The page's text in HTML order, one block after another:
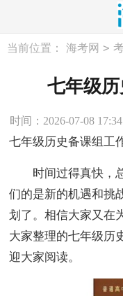
当前位置： 海考网 >
级历史备课组工作计划
七年级
时间：2026-07-08
七年级历史备课组工
时间过得真快，总
们的是新的机遇和挑
划了。相信大家又在
大家整理的七年级历
迎大家阅读。